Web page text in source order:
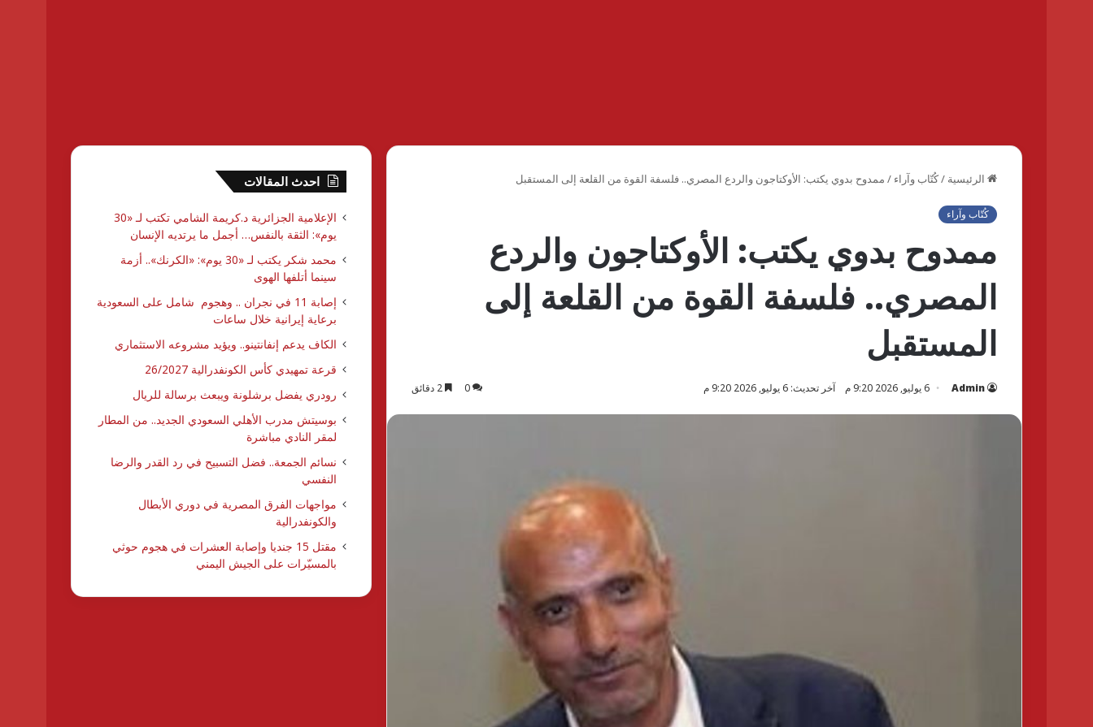
الرئيسية /كُتّاب وآراء / ممدوح بدوي يكتب: الأوكتاجون والردع المصري.. فلسفة القوة من القلعة إلى المستقبل
كُتّاب وآراء
ممدوح بدوي يكتب: الأوكتاجون والردع
المصري.. فلسفة القوة من القلعة إلى
المستقبل
Admin 6 يوليو, 2026 9:20 م آخر تحديث: 6 يوليو, 2026 9:20 م 0
احدث المقالات
الإعلامية الجزائرية د.كريمة الشامي تكتب لـ «30
يوم»: الثقة بالنفس… أجمل ما يرتديه الإنسان
محمد شكر يكتب لـ «30 يوم»: «الكرنك».. أزمة
سينما أتلفها الهوى
إصابة 11 في نجران .. وهجوم شامل على السعودية
برعاية إيرانية خلال ساعات
الكاف يدعم إنفانتينو.. ويؤيد مشروعه الاستثماري
قرعة تمهيدي كأس الكونفدرالية 26/2027
رودري يفضل برشلونة ويبعث برسالة للريال
بوسيتش مدرب الأهلي السعودي الجديد.. من المطار
لمقر النادي مباشرة
نسائم الجمعة.. فضل التسبيح في رد القدر والرضا
النفسي
مواجهات الفرق المصرية في دوري الأبطال
والكونفدرالية
مقتل 15 جنديا وإصابة العشرات في هجوم حوثي
بالمسيّرات على الجيش اليمني